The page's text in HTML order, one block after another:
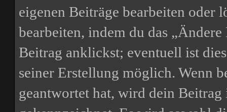
eigenen Beiträge bearbeiten oder
bearbeiten, indem du das
Beitrag anklickst; eventuell ist
seiner Erstellung möglich. Wenn
geantwortet hat, wird dein